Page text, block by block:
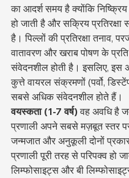
का आदर्श समय है क्योंकि निष्क्रिय
हो जाती है और सक्रिय प्रतिरक्षा
है। पिल्लों की प्रतिरक्षा तनाव,
वातावरण और खराब पोषण के
संवेदनशील होती है। इसलिए, इस
कुत्ते वायरल संक्रमणों (पर्वो,
सबसे अधिक संवेदनशील होते हैं।
वयस्कता (1-7 वर्ष) वह अवधि है
प्रणाली अपने सबसे मज़बूत स्तर
जन्मजात और अनुकूली दोनों प्रकार
प्रणाली पूरी तरह से परिपक्व हो
लिम्फोसाइट्स और बी